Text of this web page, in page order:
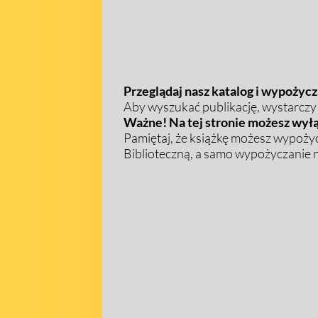
Przeglądaj nasz katalog i
Aby wyszukać publikację,
Ważne! Na tej stronie możesz
Pamiętaj, że książkę możesz
Biblioteczną, a samo wypożyczanie